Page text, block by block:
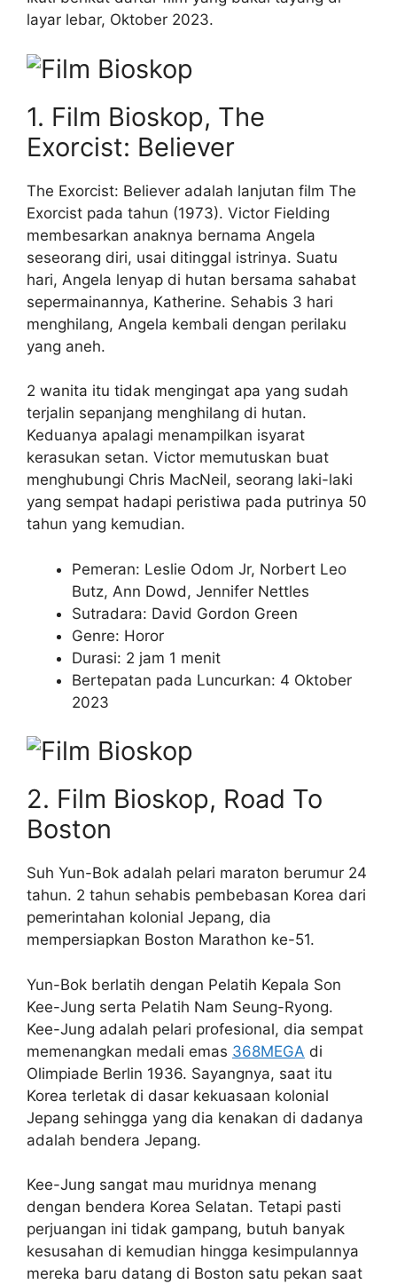
layar lebar, Oktober 2023.
1. Film Bioskop, The
Exorcist: Believer
The Exorcist: Believer adalah lanjutan film The
Exorcist pada tahun (1973). Victor Fielding
membesarkan anaknya bernama Angela
seseorang diri, usai ditinggal istrinya. Suatu
hari, Angela lenyap di hutan bersama sahabat
sepermainannya, Katherine. Sehabis 3 hari
menghilang, Angela kembali dengan perilaku
yang aneh.
2 wanita itu tidak mengingat apa yang sudah
terjalin sepanjang menghilang di hutan.
Keduanya apalagi menampilkan isyarat
kerasukan setan. Victor memutuskan buat
menghubungi Chris MacNeil, seorang laki-laki
yang sempat hadapi peristiwa pada putrinya 50
tahun yang kemudian.
Pemeran: Leslie Odom Jr, Norbert Leo
Butz, Ann Dowd, Jennifer Nettles
Sutradara: David Gordon Green
Genre: Horor
Durasi: 2 jam 1 menit
Bertepatan pada Luncurkan: 4 Oktober
2023
2. Film Bioskop, Road To
Boston
Suh Yun-Bok adalah pelari maraton berumur 24
tahun. 2 tahun sehabis pembebasan Korea dari
pemerintahan kolonial Jepang, dia
mempersiapkan Boston Marathon ke-51.
Yun-Bok berlatih dengan Pelatih Kepala Son
Kee-Jung serta Pelatih Nam Seung-Ryong.
Kee-Jung adalah pelari profesional, dia sempat
memenangkan medali emas 368MEGA di
Olimpiade Berlin 1936. Sayangnya, saat itu
Korea terletak di dasar kekuasaan kolonial
Jepang sehingga yang dia kenakan di dadanya
adalah bendera Jepang.
Kee-Jung sangat mau muridnya menang
dengan bendera Korea Selatan. Tetapi pasti
perjuangan ini tidak gampang, butuh banyak
kesusahan di kemudian hingga kesimpulannya
mereka baru datang di Boston satu pekan saat